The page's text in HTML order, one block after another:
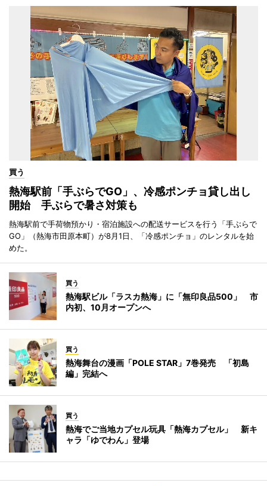
買う
熱海駅前「手ぶらでGO」、冷感ポンチョ貸し出し
開始 手ぶらで暑さ対策も
熱海駅前で手荷物預かり・宿泊施設への配送サービスを行う「手ぶらで
GO」（熱海市田原本町）が8月1日、「冷感ポンチョ」のレンタルを始
めた。
買う
熱海駅ビル「ラスカ熱海」に「無印良品500」 市
内初、10月オープンへ
買う
熱海舞台の漫画「POLE STAR」7巻発売 「初島
編」完結へ
買う
熱海でご当地カプセル玩具「熱海カプセル」 新キ
ャラ「ゆでわん」登場